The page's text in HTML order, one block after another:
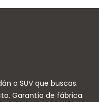
o SUV que buscas.
Garantía de fábrica.